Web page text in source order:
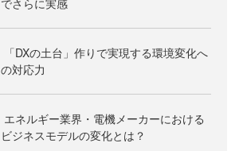
でさらに実感
「DXの土台」作りで実現する環境変化へ
の対応力
エネルギー業界・電機メーカーにおける
ビジネスモデルの変化とは？